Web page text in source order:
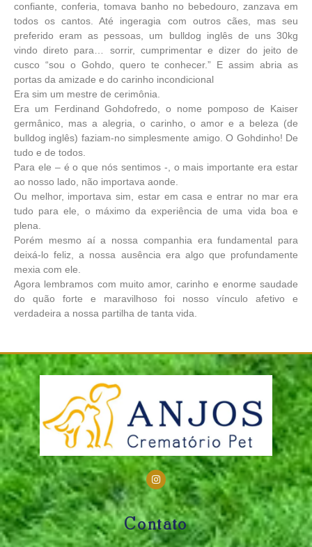
confiante, conferia, tomava banho no bebedouro, zanzava em
todos os cantos. Até ingeragia com outros cães, mas seu
preferido eram as pessoas, um bulldog inglês de uns 30kg
vindo direto para… sorrir, cumprimentar e dizer do jeito de
cusco “sou o Gohdo, quero te conhecer.” E assim abria as
portas da amizade e do carinho incondicional
Era sim um mestre de cerimônia.
Era um Ferdinand Gohdofredo, o nome pomposo de Kaiser
germânico, mas a alegria, o carinho, o amor e a beleza (de
bulldog inglês) faziam-no simplesmente amigo. O Gohdinho! De
tudo e de todos.
Para ele – é o que nós sentimos -, o mais importante era estar
ao nosso lado, não importava aonde.
Ou melhor, importava sim, estar em casa e entrar no mar era
tudo para ele, o máximo da experiência de uma vida boa e
plena.
Porém mesmo aí a nossa companhia era fundamental para
deixá-lo feliz, a nossa ausência era algo que profundamente
mexia com ele.
Agora lembramos com muito amor, carinho e enorme saudade
do quão forte e maravilhoso foi nosso vínculo afetivo e
verdadeira a nossa partilha de tanta vida.
Contato